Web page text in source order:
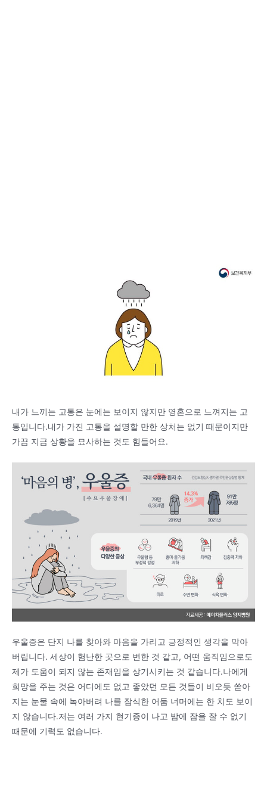
내가 느끼는 고통은 눈에는 보이지 않지만 영혼으로 느껴지는 고
통입니다.내가 가진 고통을 설명할 만한 상처는 없기 때문이지만
가끔 지금 상황을 묘사하는 것도 힘들어요.
우울증은 단지 나를 찾아와 마음을 가리고 긍정적인 생각을 막아
버립니다. 세상이 험난한 곳으로 변한 것 같고, 어떤 움직임으로도
제가 도움이 되지 않는 존재임을 상기시키는 것 같습니다.나에게
희망을 주는 것은 어디에도 없고 좋았던 모든 것들이 비오듯 쏟아
지는 눈물 속에 녹아버려 나를 잠식한 어둠 너머에는 한 치도 보이
지 않습니다.저는 여러 가지 현기증이 나고 밤에 잠을 잘 수 없기
때문에 기력도 없습니다.